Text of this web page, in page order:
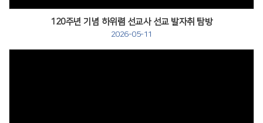
120주년 기념 하위렴 선교사 선교 발자취 탐방
2026-05-11